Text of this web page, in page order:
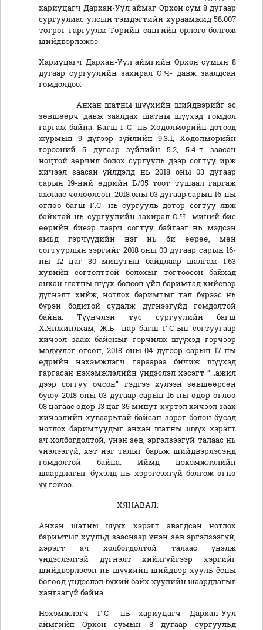
хариуцагч Дархан-Уул аймаг Орхон сум 8 дугаар
сургуулиас улсын тэмдэгтийн хураамжид 58.007
төгрөг гаргуулж Төрийн сангийн орлого болгож
шийдвэрлэжээ.
Хариуцагч Дархан-Уул аймгийн Орхон сумын 8
дугаар сургуулийн захирал О.Ч- давж заалдсан
гомдолдоо:
Анхан шатны шүүхийн шийдвэрийг эс
зөвшөөрч давж заалдах шатны шүүхэд гомдол
гаргаж байна. Багш Г.С- нь Хөдөлмөрийн дотоод
журмын 9 дүгээр зүйлийн 9.3.1, Хөдөлмөрийн
гэрээний 5 дугаар зүйлийн 5.2, 5.4-т заасан
ноцтой зөрчил болох сургууль дээр согтуу ирж
хичээл заасан үйлдэлд нь 2018 оны 03 дугаар
сарын 19-ний өдрийн Б/05 тоот тушаал гаргаж
ажлаас чөлөөлсөн. 2018 оны 03 дугаар сарын 16-ны
өглөө багш Г.С- нь сургууль дотор согтуу явж
байхтай нь сургуулийн захирал О.Ч- миний бие
өөрийн биеэр таарч согтуу байгааг нь мэдсэн
амьд гэрчүүдийн нэг нь би өөрөө, мөн
согтуурлын зэргийг 2018 оны 03 дугаар сарын 16-
ны 12 цаг 30 минутын байдлаар шалгаж 1.63
хувийн согтолттой болохыг тогтоосон байхад
анхан шатны шүүх болсон үйл баримтад хийсвэр
дүгнэлт хийж, нотлох баримтыг тал бүрээс нь
бүрэн бодитой судалж дүгнээгүйд гомдолтой
байна. Түүнчлэн тус сургуулийн багш
Х.Янжинлхам, Ж.Б- нар багш Г.С-ын согтуугаар
хичээл зааж байсныг гэрчилж шүүхэд гэрчээр
мэдүүлэг өгсөн, 2018 оны 04 дүгээр сарын 17-ны
өдрийн нэхэмжлэгч гараараа бичиж шүүхэд
гаргасан нэхэмжлэлийн үндэслэл хэсэгт “...ажил
дээр соггуу очсон” гэдгээ хүлээн зөвшөөрсөн
буюу 2018 оны 03 дугаар сарын 16-ны өдөр өглөө
08 цагаас өдөр 13 цаг 35 минут хүртэл хичээл заах
хичээлийн хуваарьтай байсан зэрэг болон бусад
нотлох баримтуудыг анхан шатны шүүх хэрэгт
ач холбогдолтой, үнэн зөв, эргэлзээгүй талаас нь
үнэлээгүй, хэт нэг талыг барьж шийдвэрлэсэнд
гомдолтой байна. Иймд нэхэмжлэлийн
шаардлагыг бүхэлд нь хэрэгсэхгүй болгож өгнө
үү гэжээ.
ХЯНАВАЛ:
Анхан шатны шүүх хэрэгт авагдсан нотлох
баримтыг хуульд зааснаар үнэн зөв эргэлзээгүй,
хэрэгт ач холбогдолтой талаас үнэлж
үндэслэлтэй дүгнэлт хийлгүйгээр хэргийг
шийдвэрлэсэн нь шүүхийн шийдвэр хууль ёсны
бөгөөд үндэслэл бүхий байх хуулийн шаардлагыг
хангаагүй байна.
Нэхэмжлэгч Г.С- нь хариуцагч Дархан-Уул
аймгийн Орхон сумын 8 дугаар сургуульд